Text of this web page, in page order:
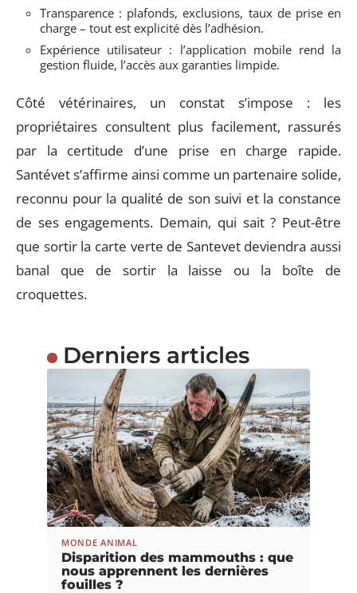
Transparence : plafonds, exclusions, taux de prise en
charge – tout est explicité dès l’adhésion.
Expérience utilisateur : l’application mobile rend la
gestion fluide, l’accès aux garanties limpide.
Côté vétérinaires, un constat s’impose : les
propriétaires consultent plus facilement, rassurés
par la certitude d’une prise en charge rapide.
Santévet s’affirme ainsi comme un partenaire solide,
reconnu pour la qualité de son suivi et la constance
de ses engagements. Demain, qui sait ? Peut-être
que sortir la carte verte de Santevet deviendra aussi
banal que de sortir la laisse ou la boîte de
croquettes.
Derniers articles
MONDE ANIMAL
Disparition des mammouths : que
nous apprennent les dernières
fouilles ?